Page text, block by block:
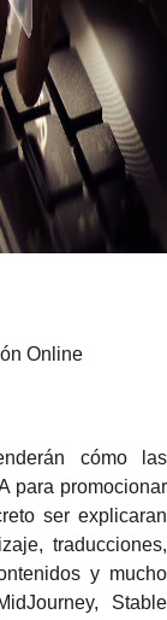
Online
cómo las
para promocionar
ser explicaran
traducciones,
y mucho
Stable